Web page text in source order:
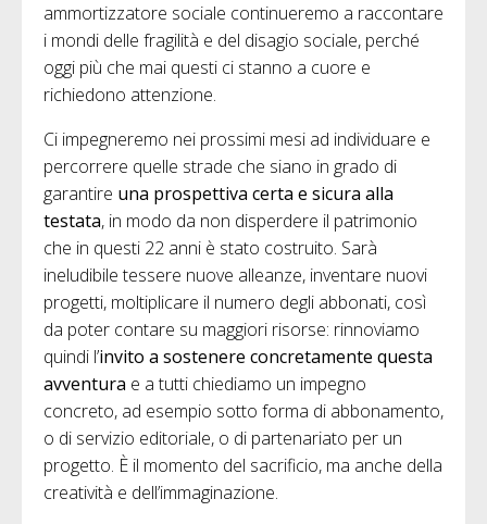
ammortizzatore sociale continueremo a raccontare
i mondi delle fragilità e del disagio sociale, perché
oggi più che mai questi ci stanno a cuore e
richiedono attenzione.
Ci impegneremo nei prossimi mesi ad individuare e
percorrere quelle strade che siano in grado di
garantire una prospettiva certa e sicura alla
testata, in modo da non disperdere il patrimonio
che in questi 22 anni è stato costruito. Sarà
ineludibile tessere nuove alleanze, inventare nuovi
progetti, moltiplicare il numero degli abbonati, così
da poter contare su maggiori risorse: rinnoviamo
quindi l’invito a sostenere concretamente questa
avventura e a tutti chiediamo un impegno
concreto, ad esempio sotto forma di abbonamento,
o di servizio editoriale, o di partenariato per un
progetto. È il momento del sacrificio, ma anche della
creatività e dell’immaginazione.